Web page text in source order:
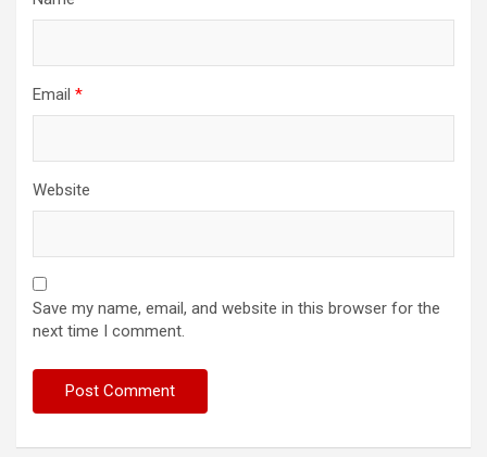
Email *
Website
Save my name, email, and website in this browser for the
next time I comment.